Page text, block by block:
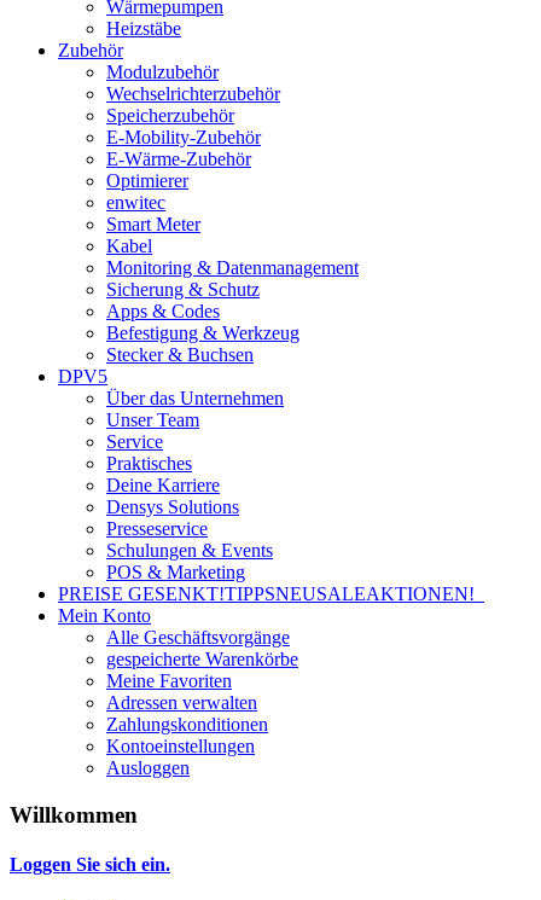
Wärmepumpen
Heizstäbe
Zubehör
Modulzubehör
Wechselrichterzubehör
Speicherzubehör
E-Mobility-Zubehör
E-Wärme-Zubehör
Optimierer
enwitec
Smart Meter
Kabel
Monitoring & Datenmanagement
Sicherung & Schutz
Apps & Codes
Befestigung & Werkzeug
Stecker & Buchsen
DPV5
Über das Unternehmen
Unser Team
Service
Praktisches
Deine Karriere
Densys Solutions
Presseservice
Schulungen & Events
POS & Marketing
PREISE GESENKT!TIPPSNEUSALEAKTIONEN!
Mein Konto
Alle Geschäftsvorgänge
gespeicherte Warenkörbe
Meine Favoriten
Adressen verwalten
Zahlungskonditionen
Kontoeinstellungen
Ausloggen
Willkommen
Loggen Sie sich ein.